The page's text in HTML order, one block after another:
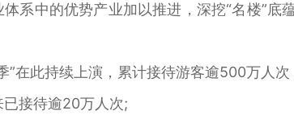
中的优势产业加以推进，深挖“名楼”底
此持续上演，累计接待游客逾500万人次
接待逾20万人次;